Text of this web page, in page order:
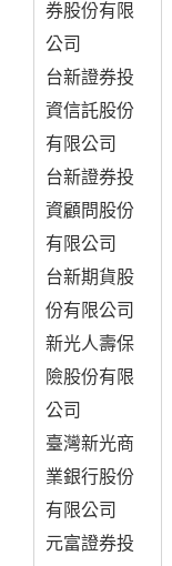
券股份有限
公司
台新證券投
資信託股份
有限公司
台新證券投
資顧問股份
有限公司
台新期貨股
份有限公司
新光人壽保
險股份有限
公司
臺灣新光商
業銀行股份
有限公司
元富證券投